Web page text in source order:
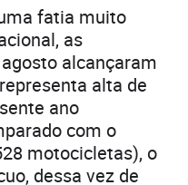
fatia muito
as
alcançaram
alta de
ano
com o
motocicletas), o
dessa vez de